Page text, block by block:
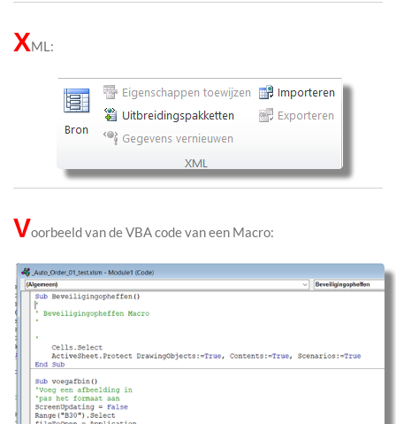
XML:
Voorbeeld van de VBA code van een Macro: